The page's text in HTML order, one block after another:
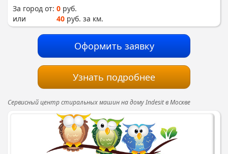
За город от: 0 руб.
или
40 руб. за км.
Оформить заявку
Узнать подробнее
Сервисный центр стиральных машин на дому Indesit в Москве